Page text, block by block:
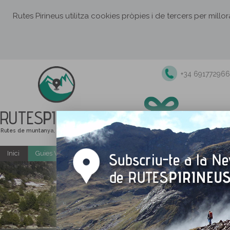
Rutes Pirineus utilitza cookies pròpies i de tercers per
RUTESPIRINEUS
Rutes de muntanya, senderisme i excursions
+34 691772966
Inici Guies Web i PDF gratuïtes Excursions i activitats